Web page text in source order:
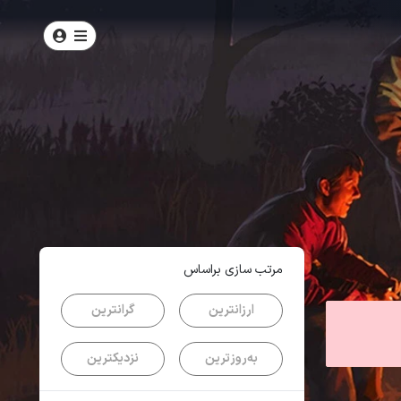
مرتب سازی براساس
ارزانترین گرانترین
به‌روزترین نزدیکترین